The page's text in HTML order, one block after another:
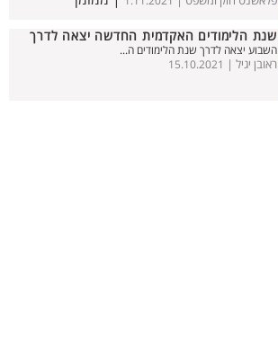
שנת הלימודים האקדמית החדשה יצאה לדרך
השבוע יצאה לדרך שנת הלימודים ה...
ראובן יגיל | 15.10.2021